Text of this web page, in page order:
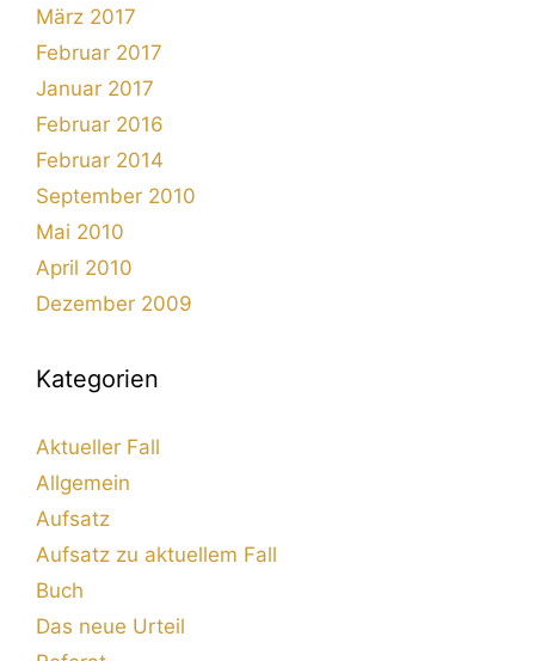
März 2017
Februar 2017
Januar 2017
Februar 2016
Februar 2014
September 2010
Mai 2010
April 2010
Dezember 2009
Kategorien
Aktueller Fall
Allgemein
Aufsatz
Aufsatz zu aktuellem Fall
Buch
Das neue Urteil